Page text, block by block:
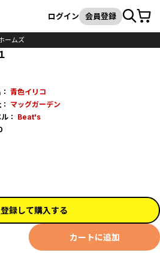
検索
ログイン 会員登録カート
ームズ
青色イリコ
マッグガーデン
： Beat's
録して購入する
カートに追加